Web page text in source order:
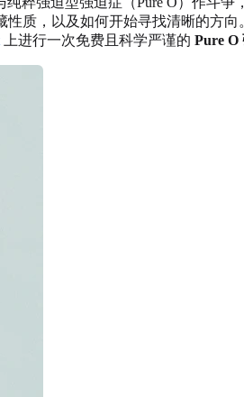
质，以及如何开始寻找清晰的方
上进行一次免费且科学严谨的 Pure O